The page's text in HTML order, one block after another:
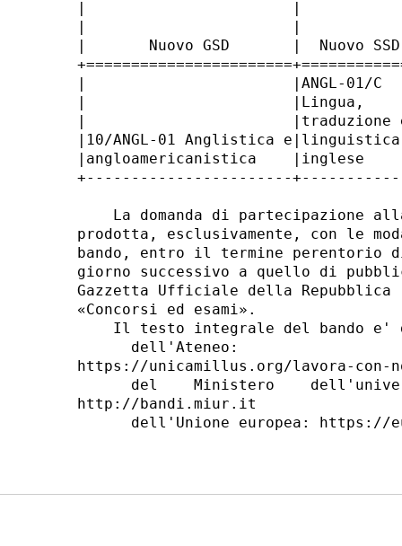
|       Nuovo GSD       |  Nuovo
|                       |ANGL-01/
|                       |Lingua,
|                       |traduzione e
|10/ANGL-01 Anglistica
|angloamericanistica    |inglese
+-----------------------
La domanda di partecipazione
prodotta, esclusivamente, con
bando, entro il termine
giorno successivo a quello di
Gazzetta Ufficiale della
«Concorsi ed esami».
Il testo integrale del bando
      dell'Ateneo:
https://unicamillus.org/lavora-
del    Ministero
http://bandi.miur.it
dell'Unione europea: